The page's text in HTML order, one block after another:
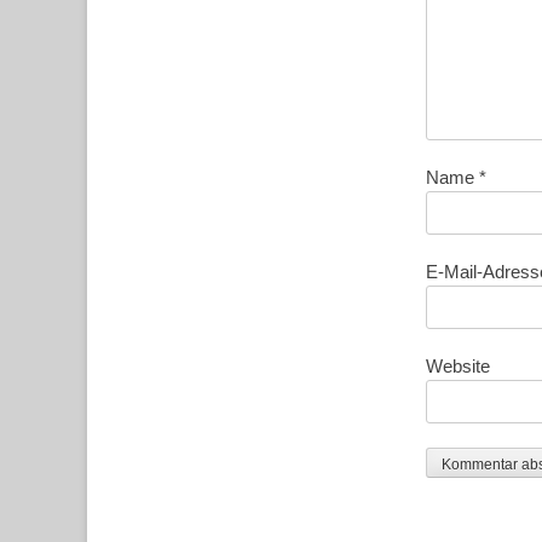
Name *
E-Mail-
Website